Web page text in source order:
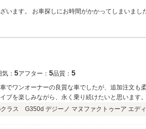
います。 お車探しにお時間がかかってしまいま
： 5アフター： 5品質： 5
でワンオーナーの良質な車でしたが、追加注文
ブを楽しみながら、永く乗り続けたいと思います。
ラス G350d デジーノ マヌファクトゥーア エデ